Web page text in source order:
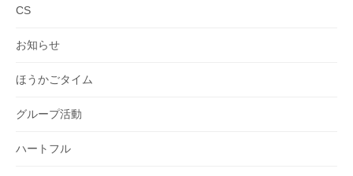
CS
お知らせ
ほうかごタイム
グループ活動
ハートフル